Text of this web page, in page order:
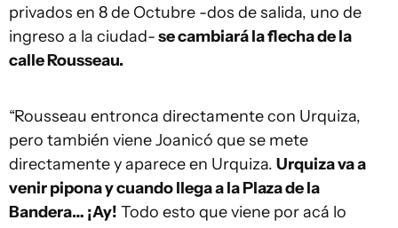
privados en 8 de Octubre -dos de salida, uno de
ingreso a la ciudad-se cambiará la flecha de la
calle Rousseau.
“Rousseau entronca directamente con Urquiza,
pero también viene Joanicó que se mete
directamente y aparece en Urquiza. Urquiza va a
venir pipona y cuando llega a la Plaza de la
Bandera… ¡Ay! Todo esto que viene por acá lo